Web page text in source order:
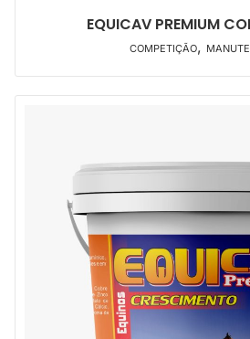
EQUICAV PREMIUM
COMPETIÇÃO,